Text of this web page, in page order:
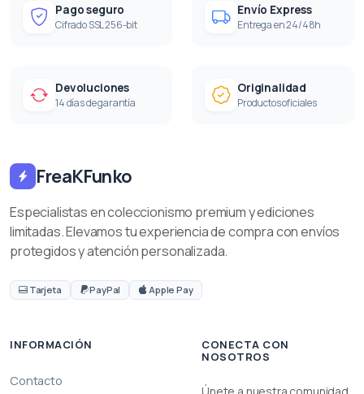
Pago seguro
Cifrado SSL 256-bit
Envío Express
Entrega en 24/48h
Devoluciones
14 días de garantía
Originalidad
Productos oficiales
FreaKFunko
Especialistas en coleccionismo premium y ediciones
limitadas. Elevamos tu experiencia de compra con envíos
protegidos y atención personalizada.
Tarjeta PayPal Apple Pay
INFORMACIÓN
Contacto
CONECTA CON
NOSOTROS